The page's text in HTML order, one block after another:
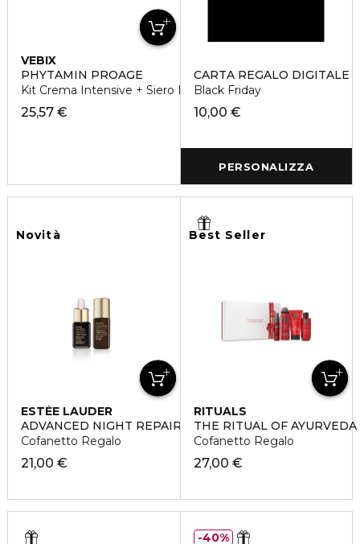
VEBIX
PHYTAMIN PROAGE
Kit Crema Intensive + Siero Liftante Specific
25,57 €
PERSONALIZZA
CARTA REGALO DIGITALE
Black Friday
10,00 €
Novità
ESTÉE LAUDER
ADVANCED NIGHT REPAIR DUO SET
Cofanetto Regalo
21,00 €
Best Seller
RITUALS
THE RITUAL OF
Cofanetto Regalo
27,00 €
40%